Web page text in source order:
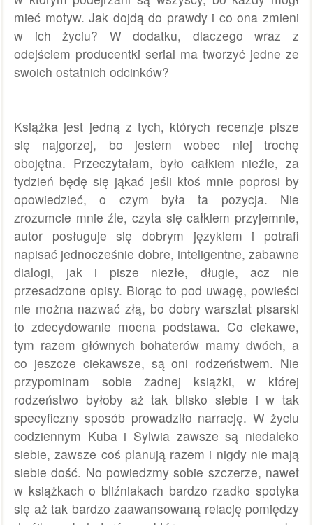
mieć motyw. Jak dojdą do prawdy i co ona zmieni
w ich życiu? W dodatku, dlaczego wraz z
odejściem producentki serial ma tworzyć jedne ze
swoich ostatnich odcinków?
Książka jest jedną z tych, których recenzje pisze
się najgorzej, bo jestem wobec niej trochę
obojętna. Przeczytałam, było całkiem nieźle, za
tydzień będę się jąkać jeśli ktoś mnie poprosi by
opowiedzieć, o czym była ta pozycja. Nie
zrozumcie mnie źle, czyta się całkiem przyjemnie,
autor posługuje się dobrym językiem i potrafi
napisać jednocześnie dobre, inteligentne, zabawne
dialogi, jak i pisze niezłe, długie, acz nie
przesadzone opisy. Biorąc to pod uwagę, powieści
nie można nazwać złą, bo dobry warsztat pisarski
to zdecydowanie mocna podstawa. Co ciekawe,
tym razem głównych bohaterów mamy dwóch, a
co jeszcze ciekawsze, są oni rodzeństwem. Nie
przypominam sobie żadnej książki, w której
rodzeństwo byłoby aż tak blisko siebie i w tak
specyficzny sposób prowadziło narrację. W życiu
codziennym Kuba i Sylwia zawsze są niedaleko
siebie, zawsze coś planują razem i nigdy nie mają
siebie dość. No powiedzmy sobie szczerze, nawet
w książkach o bliźniakach bardzo rzadko spotyka
się aż tak bardzo zaawansowaną relację pomiędzy